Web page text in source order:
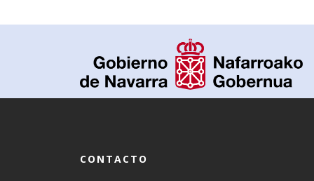
CONTACTO